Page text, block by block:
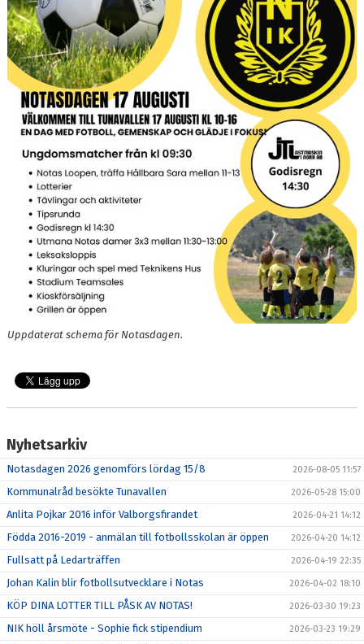
STÄLLPLATSER
BILDGALLERI
OM KLUBBEN
KALENDER
DOKUMENT
LÄNKAR
Uppdaterat schema för Notasdagen.
Nyhetsarkiv
Notasdagen 2026 genomförs lördag 15/8 2026-08-05 11:57
Kommunalråd besökte Tunavallen 2026-05-28 15:00
Anlita Pojkar 2016 inför Valborgsfirandet 2026-04-21 14:12
Födda 2016-2019 - anmälan till fotbollsskolan är öppen 2026-04-20 14:12
Fullsatt på Ledarträffen 2026-04-19 22:35
Johan Kalin blir fotbollsutvecklare i Notas 2026-04-02 18:10
KÖP DINA LOTTER TILL PÅSK AV NOTAS! 2026-03-30 19:23
NIK höll årsmöte - Sophie fick stipendium 2026-03-23 19:29